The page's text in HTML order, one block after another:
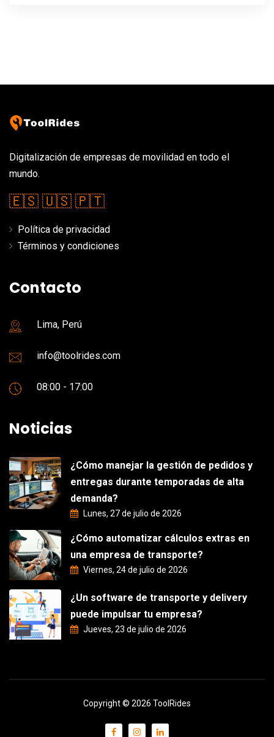
Digitalización de empresas de movilidad en todo el
mundo.
🇪🇸 🇺🇸 🇵🇹
Política de privacidad
Términos y condiciones
Contacto
Lima, Perú
info@toolrides.com
08:00 - 17:00
Noticias
¿Cómo manejar la gestión de pedidos y
entregas durante temporadas de alta
demanda?
Lunes, 27 de julio de 2026
¿Cómo automatizar cálculos extras en
una empresa de transporte?
Viernes, 24 de julio de 2026
¿Un software de transporte y delivery
puede impulsar tu empresa?
Jueves, 23 de julio de 2026
Copyright © 2026 ToolRides